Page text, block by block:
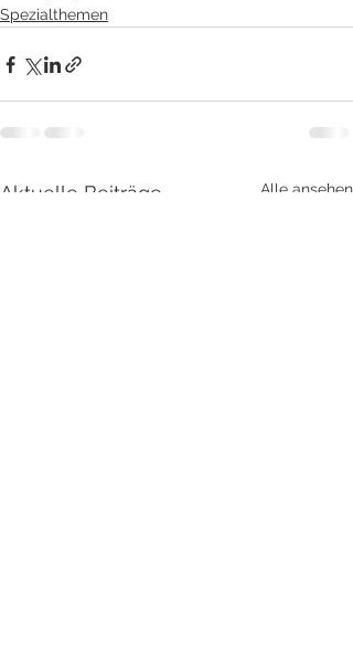
Spezialthemen
Aktuelle Beiträge Alle ansehen